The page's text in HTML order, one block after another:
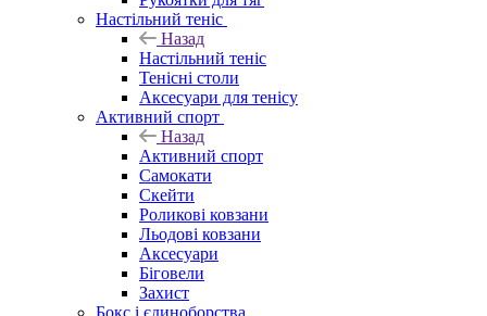
Настільний теніс
Назад
Настільний теніс
Тенісні столи
Аксесуари для тенісу
Активний спорт
Назад
Активний спорт
Самокати
Скейти
Роликові ковзани
Льодові ковзани
Аксесуари
Біговели
Захист
Бокс і єдиноборства